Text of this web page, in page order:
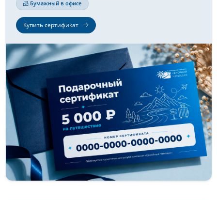
Бумажный в офисе
Купить сертификат